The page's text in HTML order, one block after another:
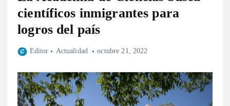
científicos inmigrantes para
logros del país
Editor Actualidad octubre 21, 2022